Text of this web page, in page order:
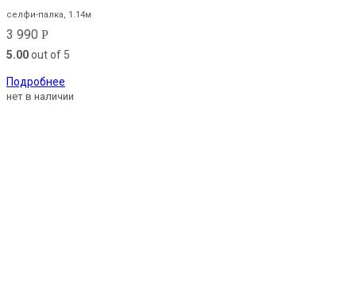
селфи-палка, 1.14м
3 990 Р
5.00out of 5
Подробнее
нет в наличии